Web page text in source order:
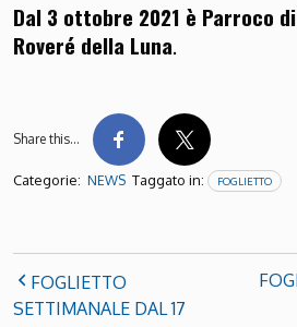
Dal 3 ottobre 2021 è Parroco
Roveré della Luna.
Share this…
Categorie: NEWS Taggato in: FOGLIETTO
FOGLIETTO
SETTIMANALE DAL 17